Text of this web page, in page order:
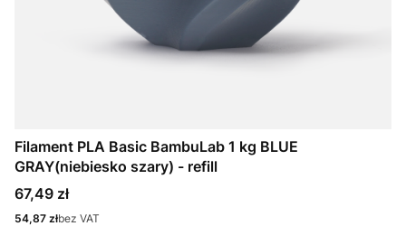
Filament PLA Basic BambuLab 1 kg BLUE
GRAY(niebiesko szary) - refill
Cena
67,49 zł
Cena
54,87 złbez VAT